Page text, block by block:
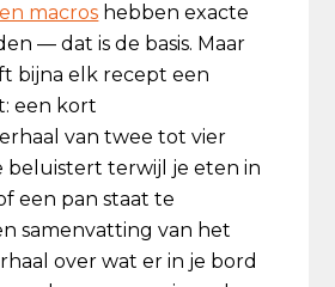
macros hebben exacte
— dat is de basis. Maar
bijna elk recept een
een kort
van twee tot vier
beluistert terwijl je eten in
een pan staat te
samenvatting van het
over wat er in je bord